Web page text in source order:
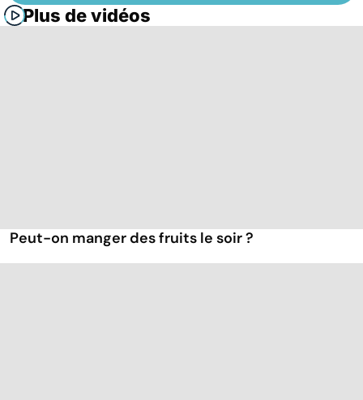
Plus de vidéos
Peut-on manger des fruits le soir ?